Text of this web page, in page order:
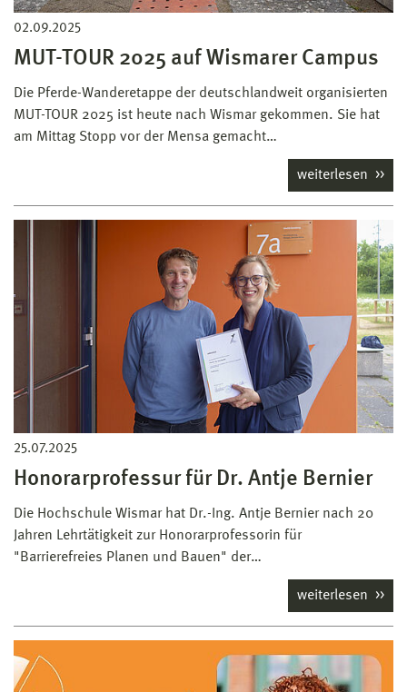
02.09.2025
MUT-TOUR 2025 auf Wismarer Campus
Die Pferde-Wanderetappe der deutschlandweit organisierten
MUT-TOUR 2025 ist heute nach Wismar gekommen. Sie hat
am Mittag Stopp vor der Mensa gemacht…
weiterlesen
25.07.2025
Honorarprofessur für Dr. Antje Bernier
Die Hochschule Wismar hat Dr.-Ing. Antje Bernier nach 20
Jahren Lehrtätigkeit zur Honorarprofessorin für
"Barrierefreies Planen und Bauen" der…
weiterlesen